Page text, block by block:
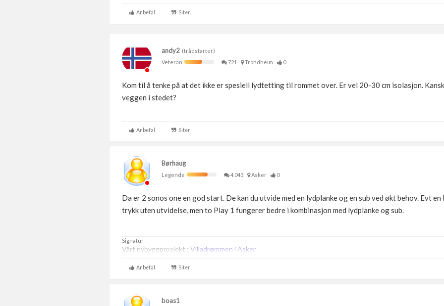
Anbefal Siter
andy2 (trådstarter)
Veteran
721 Trondheim 0
Kom til å tenke på at det ikke er spesiell lydtetting til rommet over. Er vel 20-30 cm isolasjon.
veggen i stedet?
Anbefal Siter
Børhaug
Legende
4,043 Asker 0
Da er 2 sonos one en god start. De kan du utvide med en lydplanke og en sub ved økt behov. Evt
trykk uten utvidelse, men to Play 1 fungerer bedre i kombinasjon med lydplanke og sub.
Signatur
Vårt nybyggprosjekt : Villadrømmen i Asker
Anbefal Siter
boas1